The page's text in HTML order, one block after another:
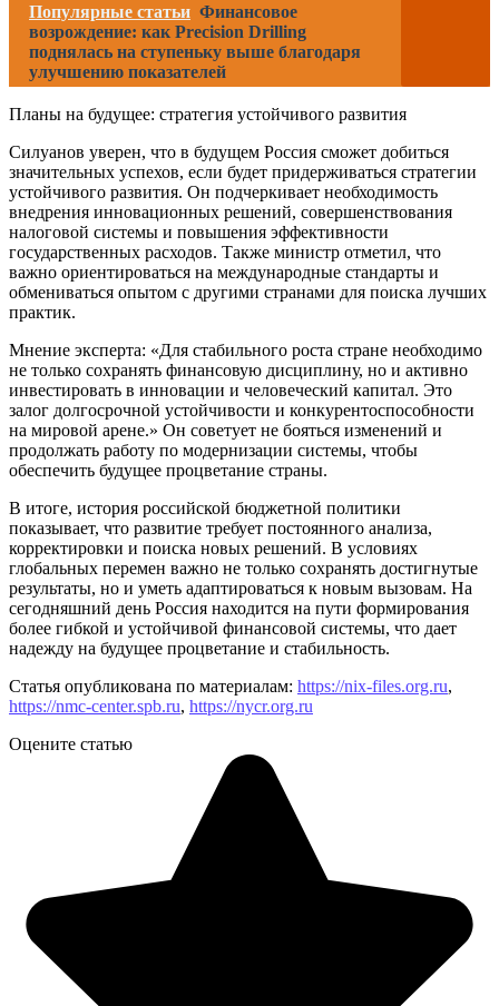
Популярные статьи Финансовое
возрождение: как Precision Drilling
поднялась на ступеньку выше благодаря
улучшению показателей
Планы на будущее: стратегия устойчивого развития
Силуанов уверен, что в будущем Россия сможет добиться
значительных успехов, если будет придерживаться стратегии
устойчивого развития. Он подчеркивает необходимость
внедрения инновационных решений, совершенствования
налоговой системы и повышения эффективности
государственных расходов. Также министр отметил, что
важно ориентироваться на международные стандарты и
обмениваться опытом с другими странами для поиска лучших
практик.
Мнение эксперта: «Для стабильного роста стране необходимо
не только сохранять финансовую дисциплину, но и активно
инвестировать в инновации и человеческий капитал. Это
залог долгосрочной устойчивости и конкурентоспособности
на мировой арене.» Он советует не бояться изменений и
продолжать работу по модернизации системы, чтобы
обеспечить будущее процветание страны.
В итоге, история российской бюджетной политики
показывает, что развитие требует постоянного анализа,
корректировки и поиска новых решений. В условиях
глобальных перемен важно не только сохранять достигнутые
результаты, но и уметь адаптироваться к новым вызовам. На
сегодняшний день Россия находится на пути формирования
более гибкой и устойчивой финансовой системы, что дает
надежду на будущее процветание и стабильность.
Статья опубликована по материалам: https://nix-files.org.ru,
https://nmc-center.spb.ru, https://nycr.org.ru
Оцените статью